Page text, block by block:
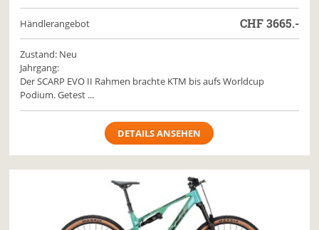
Händlerangebot CHF3665.-
Zustand: Neu
Jahrgang:
Der SCARP EVO II Rahmen brachte KTM bis aufs Worldcup
Podium. Getest ...
DETAILS ANSEHEN